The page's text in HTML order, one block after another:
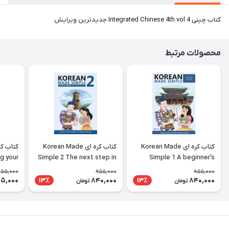
کتاب چینی Integrated Chinese 4th vol 4 جدیدترین ویرایش
محصولات مرتبط
کتاب کره ای Korean Made
Simple 1 A beginner's
guide to learning the
Korean language
955,000
840,000 تومان 13٪
کتاب کره ای Korean Made
Simple 2 The next step in
learning the Korean
language
955,000
840,000 تومان 13٪
your
the